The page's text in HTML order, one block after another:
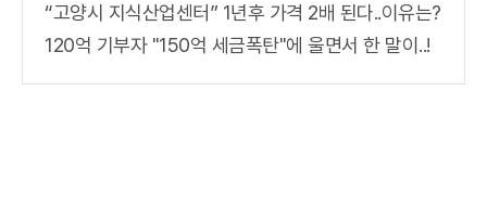
“고양시 지식산업센터” 1년후 가격 2배 된다..이유는?
120억 기부자 "150억 세금폭탄"에 울면서 한 말이..!